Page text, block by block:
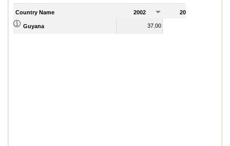
Country Name 2002 2003
Guyana 37.00